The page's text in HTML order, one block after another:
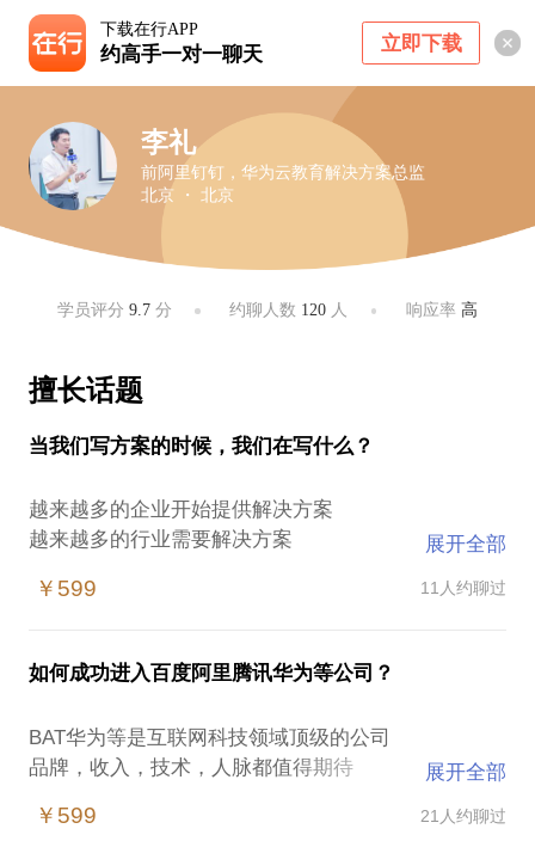
下载在行APP
约高手一对一聊天 立即下载
李礼
前阿里钉钉，华为云教育解决方案总监
北京 ・ 北京
学员评分9.7 分 约聊人数 120 人 响应率 高
擅长话题
当我们写方案的时候，我们在写什么？
越来越多的企业开始提供解决方案
越来越多的行业需要解决方案
从售前如何成为解决方案专家
解决方案文档
大家常常要写
解决方案包括哪些部分
该怎么准备一份解决方案
解决方案的PPT该怎么设计？
展开全部
￥599 11人约聊过
如何成功进入百度阿里腾讯华为等公司？
BAT华为等是互联网科技领域顶级的公司
品牌，收入，技术，人脉都值得期待
但是他们对人才的要求是什么
展开全部
￥599 21人约聊过